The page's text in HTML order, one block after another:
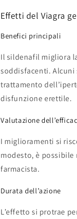
Effetti del Viagra
Benefici principali
Il sildenafil migliora
soddisfacenti.
trattamento
disfunzione erettile.
Valutazione
I miglioramenti si
modesto, è
farmacista.
Durata dell’azione
L’effetto si protrae